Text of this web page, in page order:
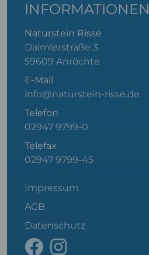
INFORMATIONEN
Naturstein Risse
Daimlerstraße 3
59609 Anröchte
E-Mail
info@naturstein-risse.de
Telefon
02947 9799-0
Telefax
02947 9799-45
Impressum
AGB
Datenschutz